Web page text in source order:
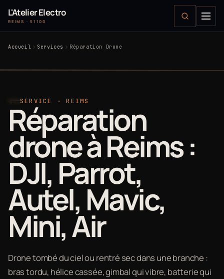
L'Atelier Electro
REIMS · 51100
Accueil Services Réparation Drone
SERVICE · REIMS
Réparation
drone à Reims :
DJI, Parrot,
Autel, Mavic,
Mini, Air
Drone tombé du ciel ou rentré sec dans une branche :
bras tordu, hélice cassée, gimbal qui vibre, batterie qui